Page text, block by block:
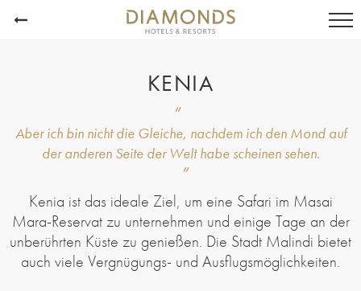
KENIA
Aber ich bin nicht die Gleiche, nachdem ich den Mond auf
der anderen Seite der Welt habe scheinen sehen.
Kenia ist das ideale Ziel, um eine Safari im Masai
Mara-Reservat zu unternehmen und einige Tage an der
unberührten Küste zu genießen. Die Stadt Malindi bietet
auch viele Vergnügungs- und Ausflugsmöglichkeiten.